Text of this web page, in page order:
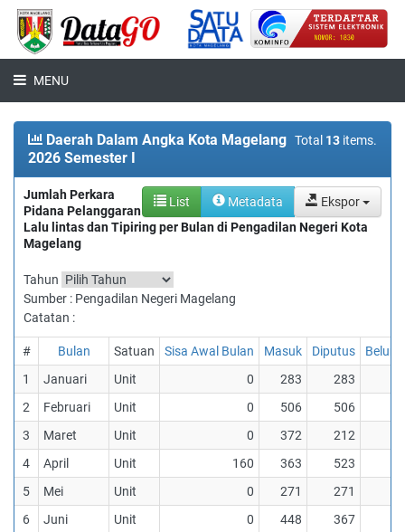
MENU
Total 13 items.
Daerah Dalam Angka Kota Magelang
2026 Semester I
List Metadata Ekspor
Jumlah Perkara
Pidana Pelanggaran
Lalu lintas dan Tipiring per Bulan di Pengadilan Negeri Kota
Magelang
Tahun
Sumber : Pengadilan Negeri Magelang
Catatan :
# Bulan Satuan Sisa Awal Bulan Masuk Diputus
Belum
1
Januari Unit 0 283
283
2
Februari Unit 0 506
506
3
Maret Unit 0 372
212
4
April Unit 160 363
523
5
Mei Unit 0 271
271
6
Juni Unit 0 448
367